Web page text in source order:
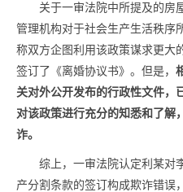
关于一审法院中所提及的房
管理机构对于社会生产生活秩序
称双方企图利用该政策谋求更大
签订了《离婚协议书》。但是，
关对外公开发布的行政性文件，
对该政策进行充分的知悉和了解
诈。
综上，一审法院认定利某对
产分割条款的签订构成欺诈错误